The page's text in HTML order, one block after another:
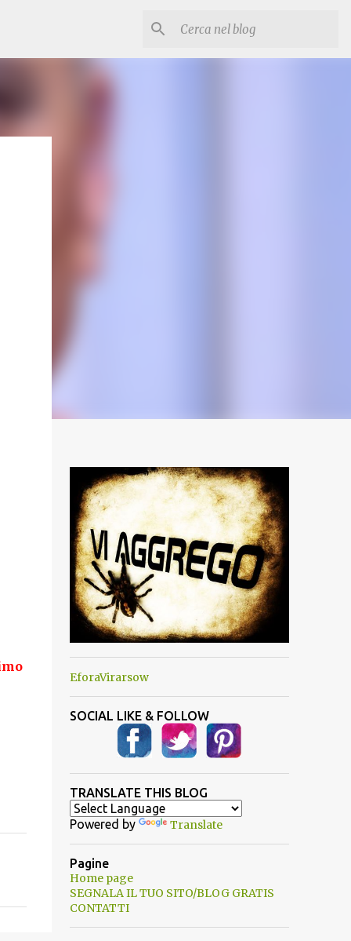
EforaVirarsow
SOCIAL LIKE & FOLLOW
TRANSLATE THIS BLOG
Powered by Translate
Pagine
Home page
SEGNALA IL TUO SITO/BLOG GRATIS
CONTATTI